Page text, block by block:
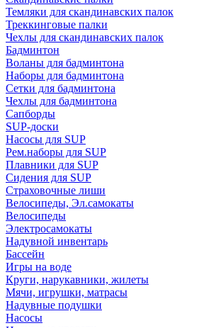
Темляки для скандинавских палок
Треккинговые палки
Чехлы для скандинавских палок
Бадминтон
Воланы для бадминтона
Наборы для бадминтона
Сетки для бадминтона
Чехлы для бадминтона
Сапборды
SUP-доски
Насосы для SUP
Рем.наборы для SUP
Плавники для SUP
Сидения для SUP
Страховочные лиши
Велосипеды, Эл.самокаты
Велосипеды
Электросамокаты
Надувной инвентарь
Бассейн
Игры на воде
Круги, нарукавники, жилеты
Мячи, игрушки, матрасы
Надувные подушки
Насосы